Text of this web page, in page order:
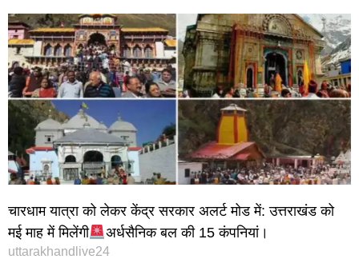
चारधाम यात्रा को लेकर केंद्र सरकार अलर्ट मोड में: उत्तराखंड को
मई माह में मिलेंगी
अर्धसैनिक बल की 15 कंपनियां।
uttarakhandlive24